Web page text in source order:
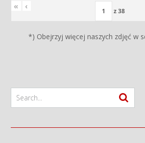
« ‹
z38
*) Obejrzyj więcej naszych zdjęć w